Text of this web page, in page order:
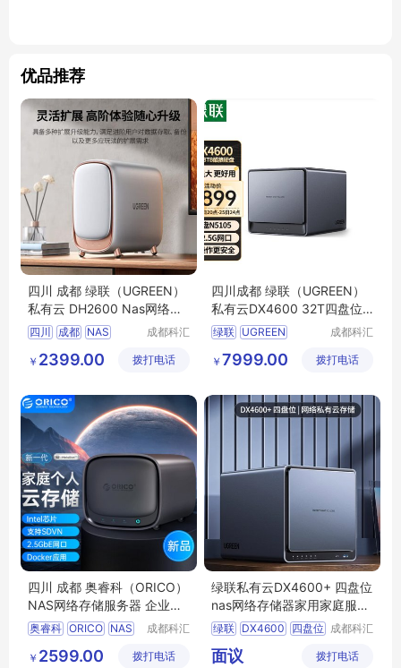
优品推荐
四川 成都 绿联（UGREEN）
私有云 DH2600 Nas网络存
储服务器 硬盘家庭个人云盘
四川 成都 NAS
Nas网络存储服务器
成都科汇
公司
￥ 2399.00 拨打电话
四川成都 绿联（UGREEN）
私有云DX4600 32T四盘位N
as网络存储个人云硬盘服务
器相册备份电脑文件同步 手
机平板扩容适用iPhone15
绿联 UGREEN
云硬盘服务器
Nas网络存储
成都科汇
公司
￥ 7999.00 拨打电话
四川 成都 奥睿科（ORICO）
NAS网络存储服务器 企业家
庭个人私有云存储 磁盘阵列R
AID硬盘柜 双盘位HS200 联
系客服有惊喜价
奥睿科 ORICO NAS
HS200
成都科汇
公司
￥ 2599.00 拨打电话
绿联私有云DX4600+ 四盘位
nas网络存储器家用家庭服务
器个人云服务升级HDMI高清
双2.5网口文件共享自动备份
绿联 DX4600
四盘位
nas网络存储器
成都科汇
公司
面议 拨打电话